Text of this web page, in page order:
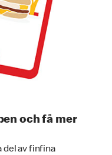
och få mer
del av finfina